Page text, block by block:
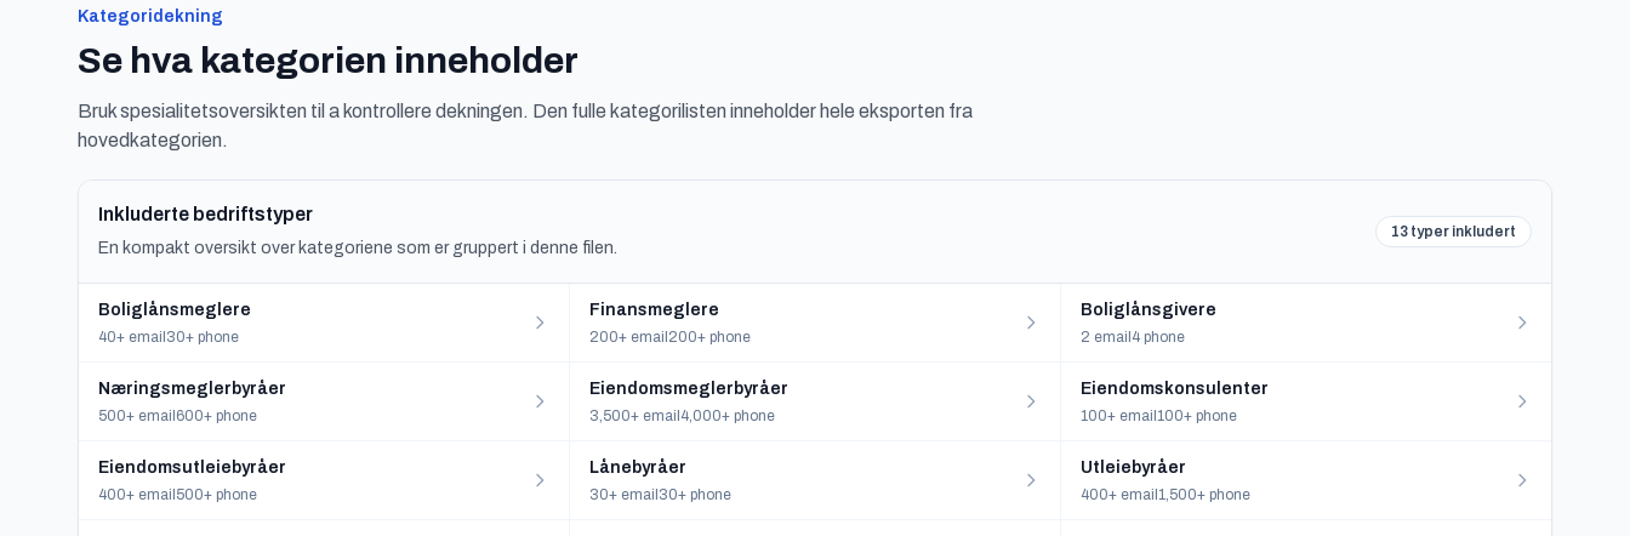
Kategoridekning
Se hva kategorien inneholder
Bruk spesialitetsoversikten til a kontrollere dekningen. Den fulle kategorilisten inneholder hele eksporten fra
hovedkategorien.
Inkluderte bedriftstyper
En kompakt oversikt over kategoriene som er gruppert i denne filen.
13 typer inkludert
Boliglånsmeglere
40+ email 30+ phone
Finansmeglere
200+ email 200+ phone
Boliglånsgivere
2 email 4 phone
Næringsmeglerbyråer
500+ email 600+ phone
Eiendomsmeglerbyråer
3,500+ email 4,000+ phone
Eiendomskonsulenter
100+ email 100+ phone
Eiendomsutleiebyråer
400+ email 500+ phone
Lånebyråer
30+ email 30+ phone
Utleiebyråer
400+ email 1,500+ phone